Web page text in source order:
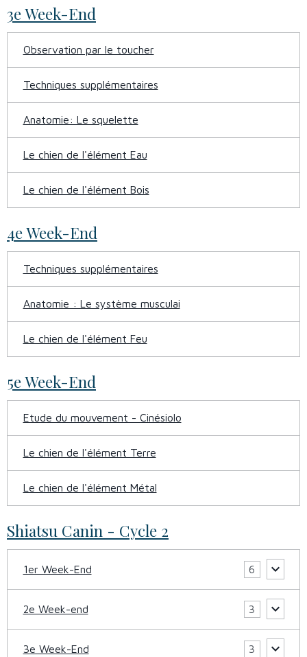
3e Week-End
Observation par le toucher
Techniques supplémentaires
Anatomie: Le squelette
Le chien de l'élément Eau
Le chien de l'élément Bois
4e Week-End
Techniques supplémentaires
Anatomie : Le système musculai
Le chien de l'élément Feu
5e Week-End
Etude du mouvement - Cinésiolo
Le chien de l'élément Terre
Le chien de l'élément Métal
Shiatsu Canin - Cycle 2
1er Week-End 6
2e Week-end 3
3e Week-End 3